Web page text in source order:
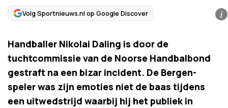
Volg Sportnieuws.nl op Google Discover i
Handballer Nikolai Daling is door de
tuchtcommissie van de Noorse Handbalbond
gestraft na een bizar incident. De Bergen-
speler was zijn emoties niet de baas tijdens
een uitwedstrijd waarbij hij het publiek in